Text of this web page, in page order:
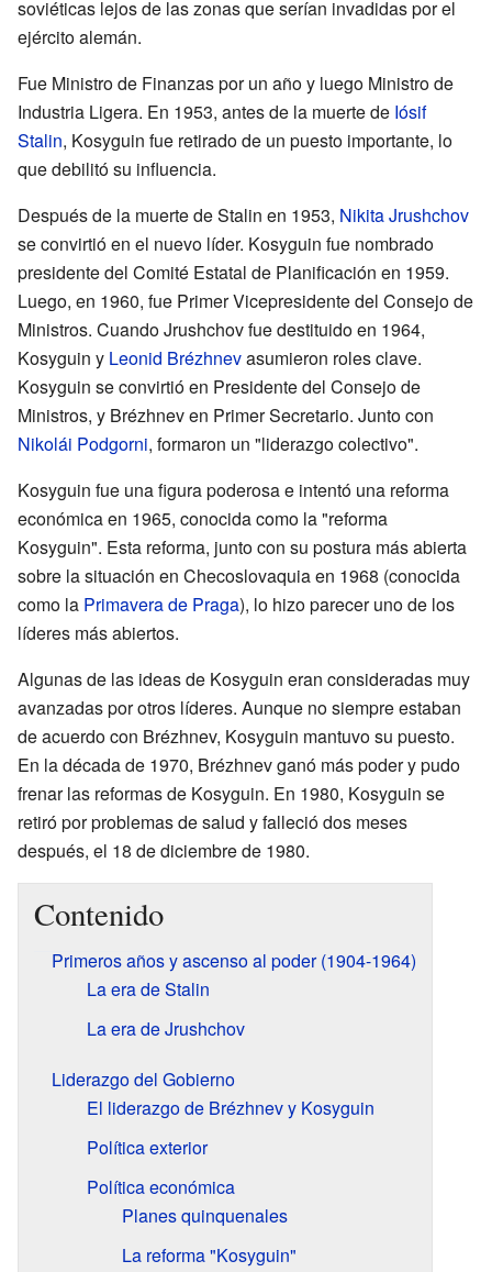
soviéticas lejos de las zonas que serían invadidas por el
ejército alemán.
Fue Ministro de Finanzas por un año y luego Ministro de
Industria Ligera. En 1953, antes de la muerte de Iósif
Stalin, Kosyguin fue retirado de un puesto importante, lo
que debilitó su influencia.
Después de la muerte de Stalin en 1953, Nikita Jrushchov
se convirtió en el nuevo líder. Kosyguin fue nombrado
presidente del Comité Estatal de Planificación en 1959.
Luego, en 1960, fue Primer Vicepresidente del Consejo de
Ministros. Cuando Jrushchov fue destituido en 1964,
Kosyguin y Leonid Brézhnevasumieron roles clave.
Kosyguin se convirtió en Presidente del Consejo de
Ministros, y Brézhnev en Primer Secretario. Junto con
Nikolái Podgorni, formaron un "liderazgo colectivo".
Kosyguin fue una figura poderosa e intentó una reforma
económica en 1965, conocida como la "reforma
Kosyguin". Esta reforma, junto con su postura más abierta
sobre la situación en Checoslovaquia en 1968 (conocida
como la Primavera de Praga), lo hizo parecer uno de los
líderes más abiertos.
Algunas de las ideas de Kosyguin eran consideradas muy
avanzadas por otros líderes. Aunque no siempre estaban
de acuerdo con Brézhnev, Kosyguin mantuvo su puesto.
En la década de 1970, Brézhnev ganó más poder y pudo
frenar las reformas de Kosyguin. En 1980, Kosyguin se
retiró por problemas de salud y falleció dos meses
después, el 18 de diciembre de 1980.
Contenido
Primeros años y ascenso al poder (1904-1964)
La era de Stalin
La era de Jrushchov
Liderazgo del Gobierno
El liderazgo de Brézhnev y Kosyguin
Política exterior
Política económica
Planes quinquenales
La reforma "Kosyguin"